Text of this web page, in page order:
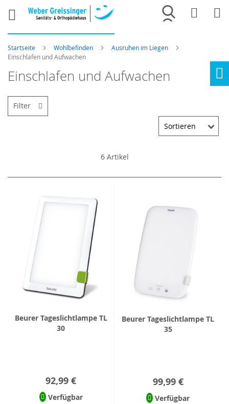
Merkliste
Startseite Wohlbefinden
Ausruhen im Liegen
Einschlafen und Aufwachen
Einschlafen und Aufwachen
6Artikel
Beurer Tageslichtlampe TL
30
92,99 €
Verfügbar
Beurer Tageslichtlampe TL
35
99,99 €
Verfügbar
Filter